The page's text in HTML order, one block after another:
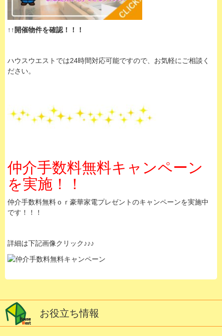
↑↑開催物件を確認！！！
ハウスウエストでは24時間対応可能ですので、お気軽にご相談く
ださい。
仲介手数料無料キャンペーン
を実施！！
仲介手数料無料ｏｒ豪華家電プレゼントのキャンペーンを実施中
です！！！
詳細は下記画像クリック♪♪♪
お役立ち情報